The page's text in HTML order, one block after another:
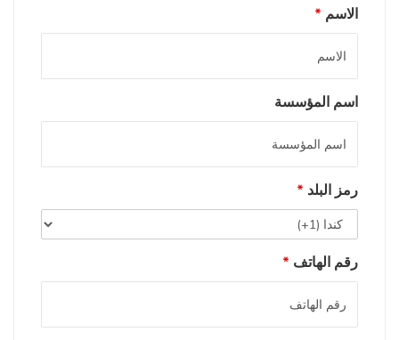
الاسم *
اسم المؤسسة
رمز البلد *
رقم الهاتف *